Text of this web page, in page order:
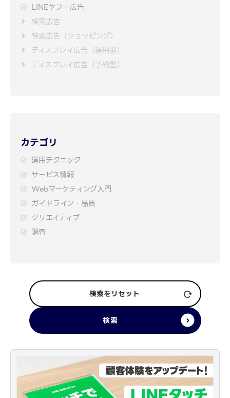
LINEヤフー広告
検索広告
検索広告（ショッピング）
ディスプレイ広告（運用型）
ディスプレイ広告（予約型）
カテゴリ
運用テクニック
サービス情報
Webマーケティング入門
ガイドライン・品質
クリエイティブ
調査
検索をリセット
検索